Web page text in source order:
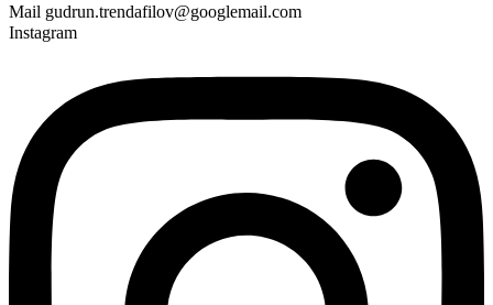
Mail gudrun.trendafilov@googlemail.com
Instagram